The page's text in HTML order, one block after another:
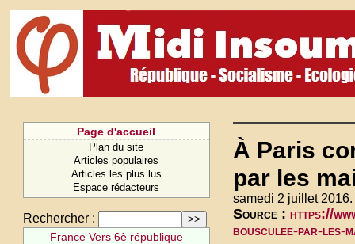
Page d'accueil
Plan du site
Articles populaires
Articles les plus lus
Espace rédacteurs
Rechercher :
France Vers 6è république
À Paris
par les
samedi 2 juillet 2016.
Source : https://
bousculee-par-les-